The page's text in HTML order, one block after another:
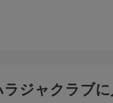
ラジャクラブに